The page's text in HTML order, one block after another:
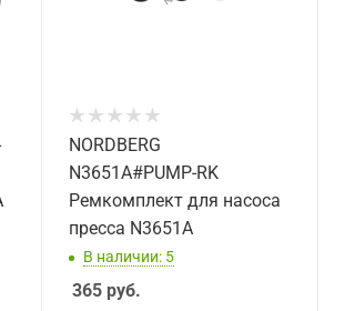
NORDBERG
N3651A#PUMP-RK
Ремкомплект для насоса
пресса N3651A
В наличии: 5
365 руб.